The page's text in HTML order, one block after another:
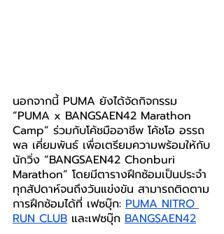
นอกจากนี้ PUMA ยังได้จัดกิจกรรม
“PUMA x BANGSAEN42 Marathon
Camp” ร่วมกับโค้ชมืออาชีพ โค้ชโอ อรรถ
พล เคี่ยมพันธ์ เพื่อเตรียมความพร้อมให้กับ
นักวิ่ง “BANGSAEN42 Chonburi
Marathon” โดยมีตารางฝึกซ้อมเป็นประจำ
ทุกสัปดาห์จนถึงวันแข่งขัน สามารถติดตาม
การฝึกซ้อมได้ที่ เฟซบุ๊ก: PUMA NITRO
RUN CLUB และเฟซบุ๊ก BANGSAEN42